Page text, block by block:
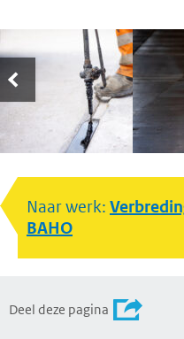
Naar werk:
BAHO
Deel deze pagina